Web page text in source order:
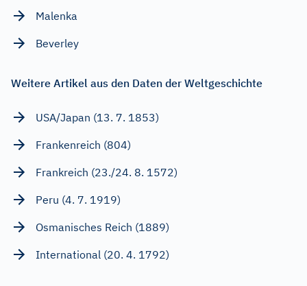
Malenka
Beverley
Weitere Artikel aus den Daten der Weltgeschichte
USA/Japan (13. 7. 1853)
Frankenreich (804)
Frankreich (23./24. 8. 1572)
Peru (4. 7. 1919)
Osmanisches Reich (1889)
International (20. 4. 1792)